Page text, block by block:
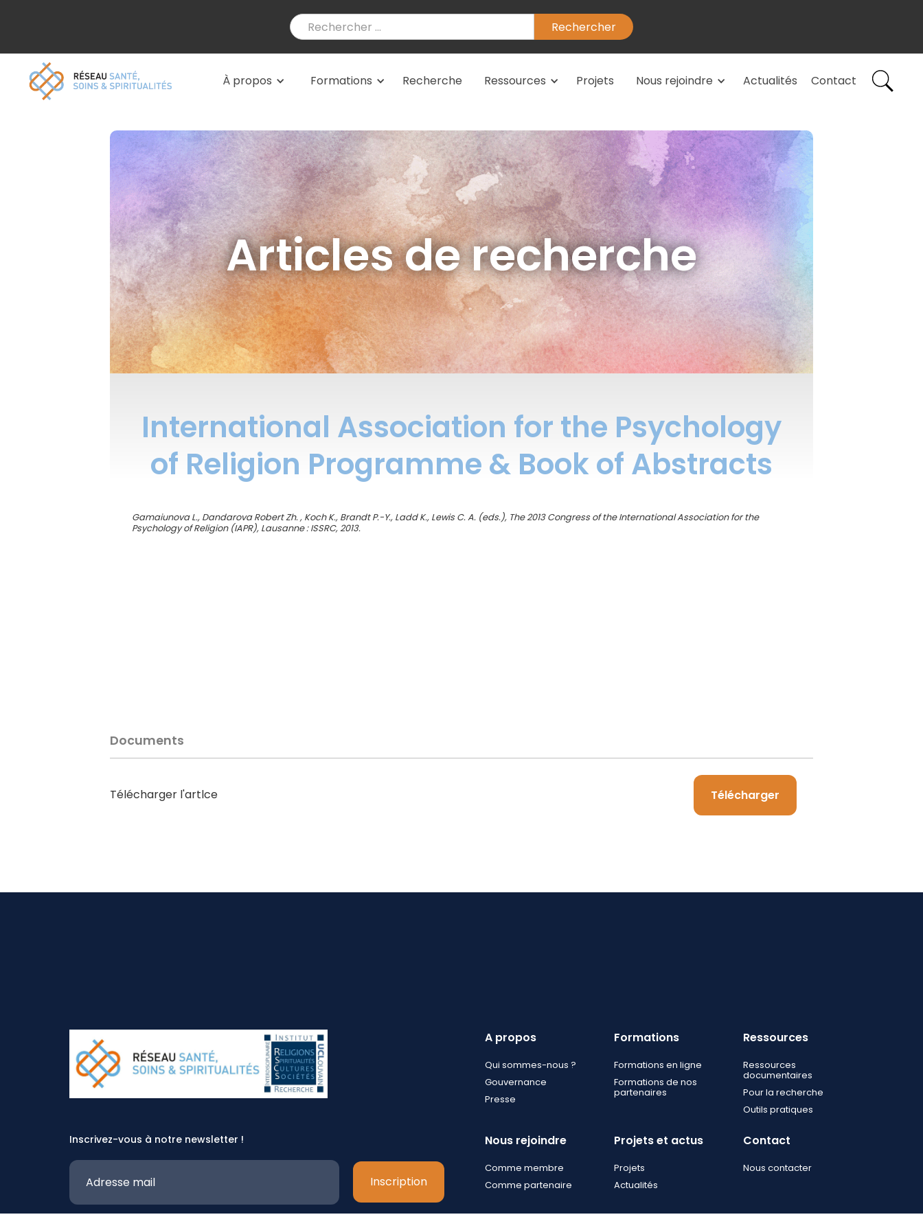
À propos Formations Recherche Ressources Projets Nous rejoindre Actualités Contact
Articles de recherche
International Association for the Psychology
of Religion Programme & Book of Abstracts
Gamaiunova L., Dandarova Robert Zh. , Koch K., Brandt P.-Y., Ladd K., Lewis C. A. (eds.), The 2013 Congress of the International Association for the
Psychology of Religion (IAPR), Lausanne : ISSRC, 2013.
Documents
Télécharger l'artlce Télécharger
Inscrivez-vous à notre newsletter !
A propos
Qui sommes-nous ?
Gouvernance
Presse
Formations
Formations en ligne
Formations de nos
partenaires
Ressources
Ressources
documentaires
Pour la recherche
Outils pratiques
Nous rejoindre
Comme membre
Comme partenaire
Projets et actus
Projets
Actualités
Contact
Nous contacter